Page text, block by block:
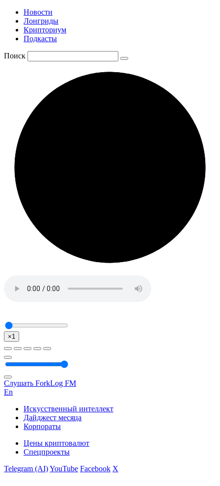
Новости
Лонгриды
Крипториум
Подкасты
Поиск
×1
Слушать ForkLog FM
En
Искусственный интеллект
Дайджест месяца
Корпораты
Цены криптовалют
Спецпроекты
Telegram (AI)YouTube Facebook X